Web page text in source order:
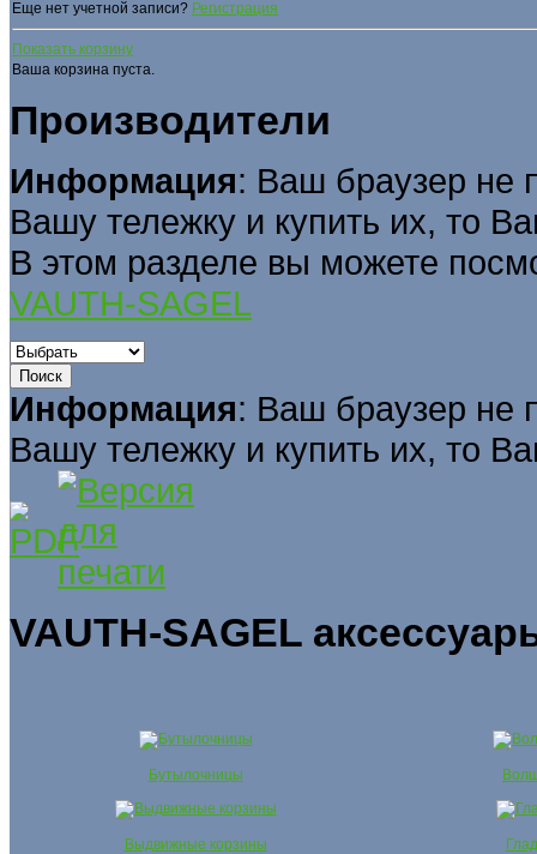
Еще нет учетной записи? Регистрация
Показать корзину
Ваша корзина пуста.
Производители
Информация: Ваш браузер не
Вашу тележку и купить их, то
В этом разделе вы можете
VAUTH-SAGEL
Информация: Ваш браузер не
Вашу тележку и купить их, то
VAUTH-SAGEL
Бутылочницы
Выдвижные корзины